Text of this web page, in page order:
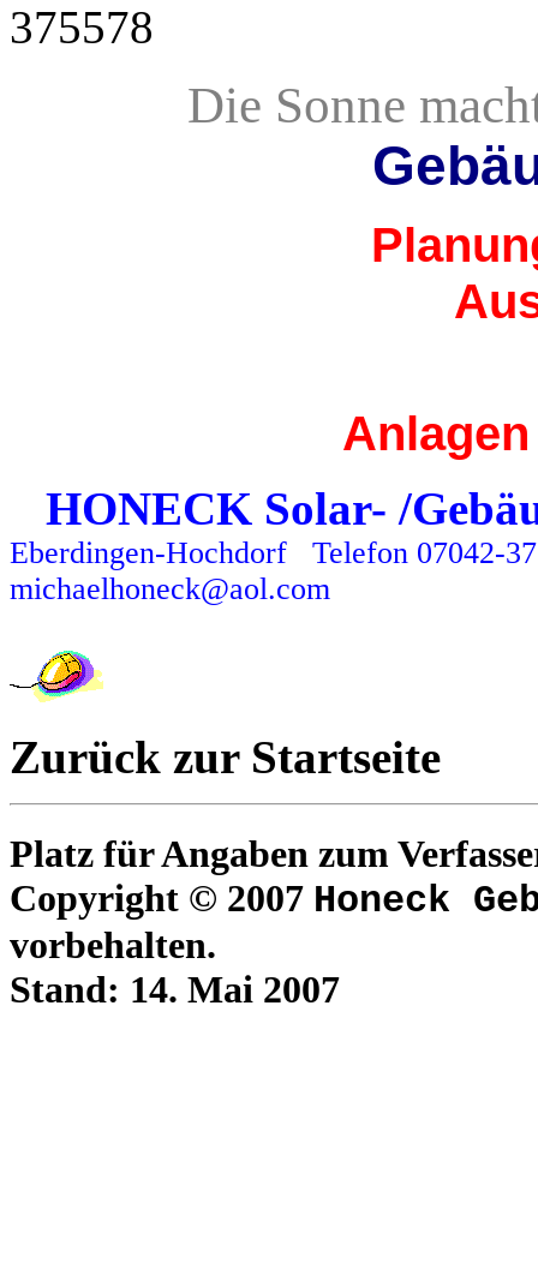
375578
Die Sonne
Anlagen
HONECK Solar- /
Eberdingen-Hochdorf
Telefon 07042-
michaelhoneck@aol.com
Zurück zur Startseite
Platz für Angaben zum
Copyright © 2007 Honeck
vorbehalten.
Stand: 14. Mai 2007